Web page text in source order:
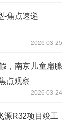
-焦点速递
2026-03-25
，南京儿童扁腺
点观察
2026-03-24
源R32项目竣工